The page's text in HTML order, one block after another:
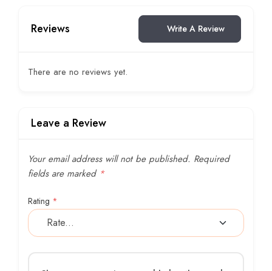
Reviews Write A Review
There are no reviews yet.
Leave a Review
Your email address will not be published. Required
fields are marked *
Rating *